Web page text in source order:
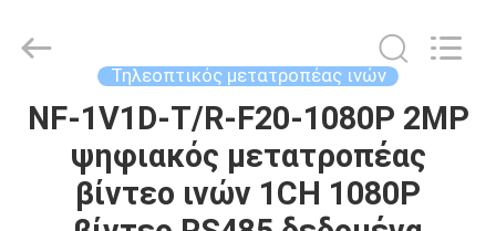
ΣΠΊΤΙ
ΠΡΟΪΌΝΤΑ
Rights
Τηλεοπτικός μετατροπέας ινών
NF-1V1D-T/R-F20-1080P 2MP
ψηφιακός μετατροπέας
βίντεο ινών 1CH 1080P